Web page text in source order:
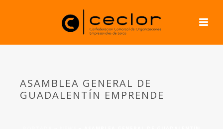
ASAMBLEA GENERAL DE
GUADALENTÍN EMPRENDE